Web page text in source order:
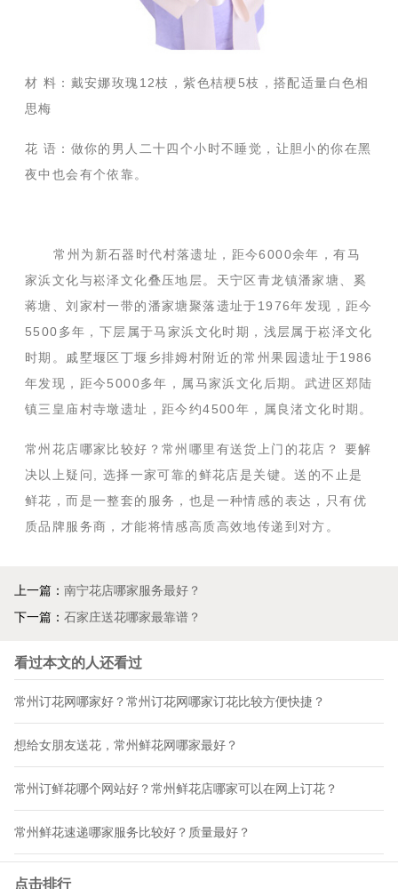
材 料：戴安娜玫瑰12枝，紫色桔梗5枝，搭配适量白色相
思梅
花 语：做你的男人二十四个小时不睡觉，让胆小的你在黑
夜中也会有个依靠。
常州为新石器时代村落遗址，距今6000余年，有马
家浜文化与崧泽文化叠压地层。天宁区青龙镇潘家塘、奚
蒋塘、刘家村一带的潘家塘聚落遗址于1976年发现，距今
5500多年，下层属于马家浜文化时期，浅层属于崧泽文化
时期。戚墅堰区丁堰乡排姆村附近的常州果园遗址于1986
年发现，距今5000多年，属马家浜文化后期。武进区郑陆
镇三皇庙村寺墩遗址，距今约4500年，属良渚文化时期。
常州花店哪家比较好？常州哪里有送货上门的花店？ 要解
决以上疑问, 选择一家可靠的鲜花店是关键。送的不止是
鲜花，而是一整套的服务，也是一种情感的表达，只有优
质品牌服务商，才能将情感高质高效地传递到对方。
上一篇： 南宁花店哪家服务最好？
下一篇： 石家庄送花哪家最靠谱？
看过本文的人还看过
常州订花网哪家好？常州订花网哪家订花比较方便快捷？
想给女朋友送花，常州鲜花网哪家最好？
常州订鲜花哪个网站好？常州鲜花店哪家可以在网上订花？
常州鲜花速递哪家服务比较好？质量最好？
点击排行